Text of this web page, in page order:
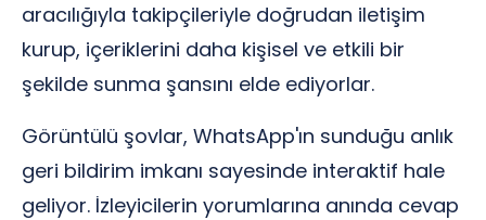
aracılığıyla takipçileriyle doğrudan iletişim
kurup, içeriklerini daha kişisel ve etkili bir
şekilde sunma şansını elde ediyorlar.
Görüntülü şovlar, WhatsApp'ın sunduğu anlık
geri bildirim imkanı sayesinde interaktif hale
geliyor. İzleyicilerin yorumlarına anında cevap